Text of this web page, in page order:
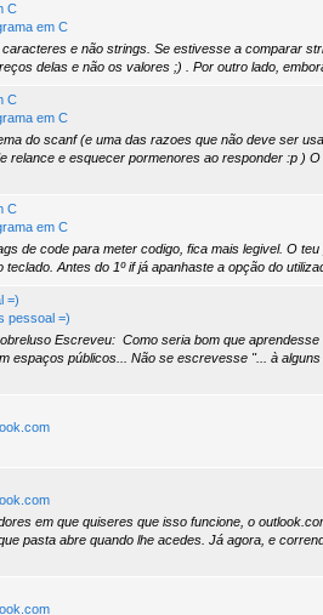
C
em C
e não strings. Se estivesse a comparar
delas e não os valores ;) . Por outro lado,
C
em C
do scanf (e uma das razoes que não deve ser
relance e esquecer pormenores ao responder :p )
C
em C
de code para meter codigo, fica mais legivel. O
teclado. Antes do 1º if já apanhaste a opção do
=)
pessoal =)
Escreveu: Como seria bom que
espaços públicos... Não se escrevesse "... à
em que quiseres que isso funcione, o
pasta abre quando lhe acedes. Já agora, e